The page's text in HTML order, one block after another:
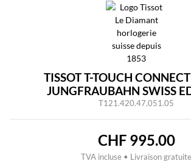
TISSOT T-TOUCH
JUNGFRAUBAHN SWISS
T121.420.47.051.05
CHF995.00
TVA incluse • Livraison gratuite